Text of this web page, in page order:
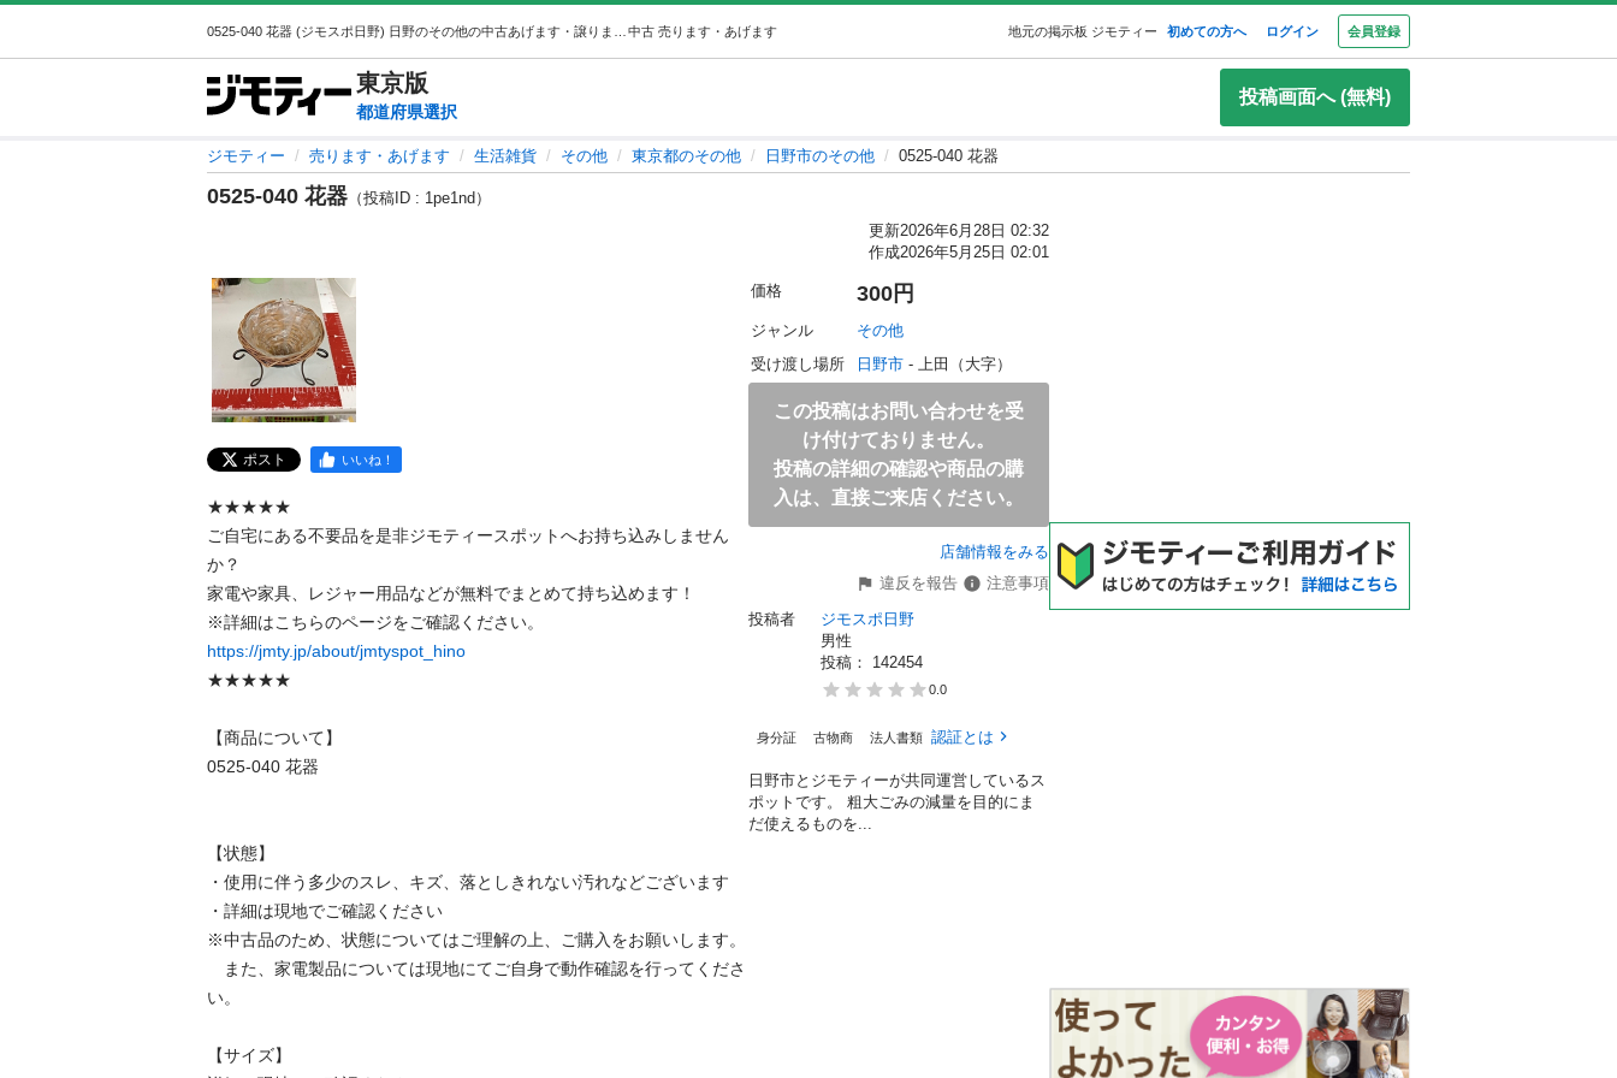
中古 売ります・あげます 地元の掲示板 ジモティー 初めての方へ ログイン 会員登録
東京版
都道府県選択
投稿画面へ (無料)
ジモティー 売ります・あげます 生活雑貨 その他 東京都のその他 日野市のその他 0525-040 花器
0525-040 花器 （投稿ID : 1pe1nd）
更新2026年6月28日 02:32
作成2026年5月25日 02:01
ポスト いいね！
★★★★★
ご自宅にある不要品を是非ジモティースポットへお持ち込みしません
か？
家電や家具、レジャー用品などが無料でまとめて持ち込めます！
https://jmty.jp/about/jmtyspot_hino
★★★★★
【商品について】
0525-040 花器
【状態】
・使用に伴う多少のスレ、キズ、落としきれない汚れなどございます
・詳細は現地でご確認ください
※中古品のため、状態についてはご理解の上、ご購入をお願いします。
また、家電製品については現地にてご自身で動作確認を行ってくださ
い。
【サイズ】
価格 300円
ジャンル
その他
受け渡し場所
日野市 - 上田（大字）
この投稿はお問い合わせを受
け付けておりません。
投稿の詳細の確認や商品の購
入は、直接ご来店ください。
店舗情報をみる
違反を報告
注意事項
投稿者
ジモスポ日野
男性
投稿： 142454
0.0
身分証 古物商 法人書類 認証とは
日野市とジモティーが共同運営しているス
ポットです。 粗⼤ごみの減量を⽬的にま
だ使えるものを...